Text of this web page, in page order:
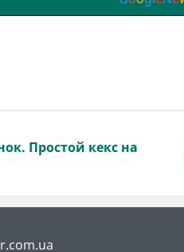
Простой кекс на